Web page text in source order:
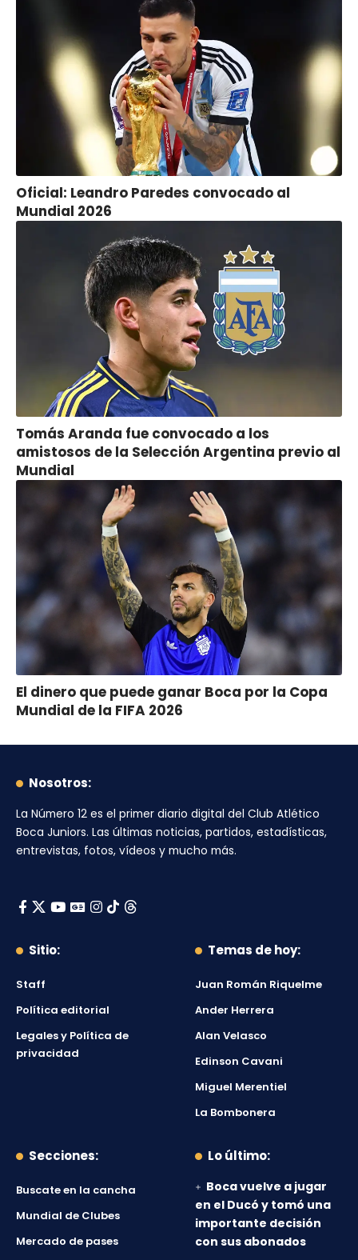
Oficial: Leandro Paredes convocado al
Mundial 2026
Tomás Aranda fue convocado a los
amistosos de la Selección Argentina previo al
Mundial
El dinero que puede ganar Boca por la Copa
Mundial de la FIFA 2026
Nosotros:
La Número 12 es el primer diario digital del Club Atlético
Boca Juniors. Las últimas noticias, partidos, estadísticas,
entrevistas, fotos, vídeos y mucho más.
Sitio:
Staff
Política editorial
Legales y Política de
privacidad
Temas de hoy:
Juan Román Riquelme
Ander Herrera
Alan Velasco
Edinson Cavani
Miguel Merentiel
La Bombonera
Secciones:
Buscate en la cancha
Mundial de Clubes
Mercado de pases
Lo último:
Boca vuelve a jugar
en el Ducó y tomó una
importante decisión
con sus abonados